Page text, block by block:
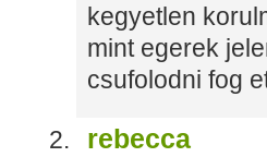
kegyetlen
mint egerek
csufolodni fog
rebecca